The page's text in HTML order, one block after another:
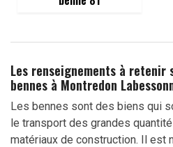
Les renseignements à retenir
bennes à Montredon
Les bennes sont des biens qui
le transport des grandes
matériaux de construction. Il est